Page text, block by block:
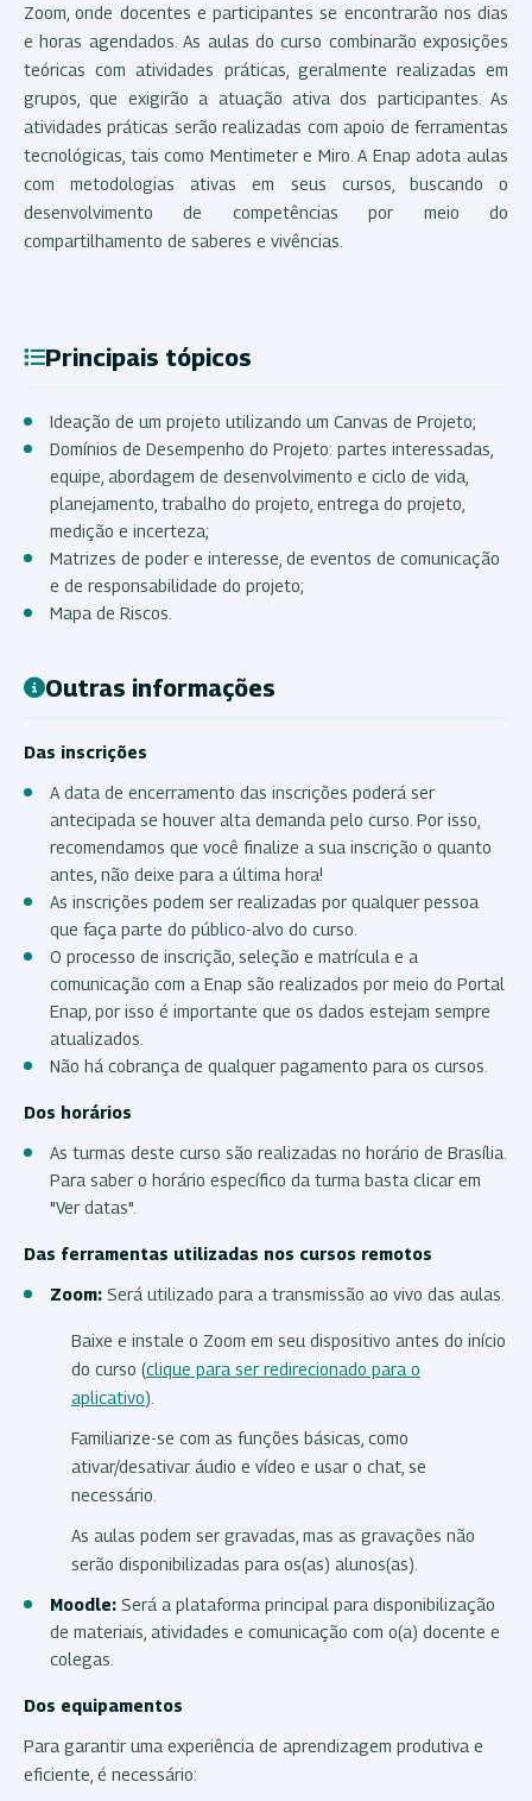
Zoom, onde docentes e participantes se encontrarão nos dias
e horas agendados. As aulas do curso combinarão exposições
teóricas com atividades práticas, geralmente realizadas em
grupos, que exigirão a atuação ativa dos participantes. As
atividades práticas serão realizadas com apoio de ferramentas
tecnológicas, tais como Mentimeter e Miro. A Enap adota aulas
com metodologias ativas em seus cursos, buscando o
desenvolvimento de competências por meio do
compartilhamento de saberes e vivências.
Principais tópicos
Ideação de um projeto utilizando um Canvas de Projeto;
Domínios de Desempenho do Projeto: partes interessadas,
equipe, abordagem de desenvolvimento e ciclo de vida,
planejamento, trabalho do projeto, entrega do projeto,
medição e incerteza;
Matrizes de poder e interesse, de eventos de comunicação
e de responsabilidade do projeto;
Mapa de Riscos.
Outras informações
Das inscrições
A data de encerramento das inscrições poderá ser
antecipada se houver alta demanda pelo curso. Por isso,
recomendamos que você finalize a sua inscrição o quanto
antes, não deixe para a última hora!
As inscrições podem ser realizadas por qualquer pessoa
que faça parte do público-alvo do curso.
O processo de inscrição, seleção e matrícula e a
comunicação com a Enap são realizados por meio do Portal
Enap, por isso é importante que os dados estejam sempre
atualizados.
Não há cobrança de qualquer pagamento para os cursos.
Dos horários
As turmas deste curso são realizadas no horário de Brasília.
Para saber o horário específico da turma basta clicar em
"Ver datas".
Das ferramentas utilizadas nos cursos remotos
Zoom: Será utilizado para a transmissão ao vivo das aulas.
Baixe e instale o Zoom em seu dispositivo antes do início
do curso (clique para ser redirecionado para o
aplicativo).
Familiarize-se com as funções básicas, como
ativar/desativar áudio e vídeo e usar o chat, se
necessário.
As aulas podem ser gravadas, mas as gravações não
serão disponibilizadas para os(as) alunos(as).
Moodle: Será a plataforma principal para disponibilização
de materiais, atividades e comunicação com o(a) docente e
colegas.
Dos equipamentos
Para garantir uma experiência de aprendizagem produtiva e
eficiente, é necessário: